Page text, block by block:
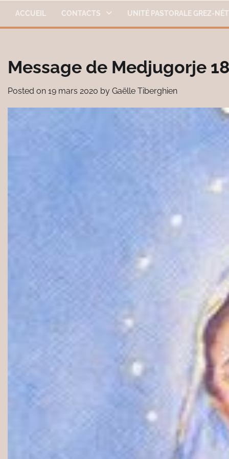
content
ACCUEIL CONTACTS UNITÉ PASTORALE GREZ-
Message de Medjugorje
Posted on 19 mars 2020 by Gaëlle Tiberghien